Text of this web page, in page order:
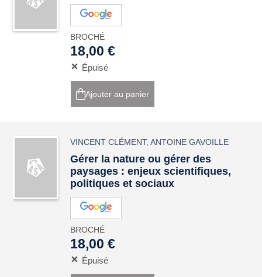
BROCHÉ
18,00 €
Épuisé
Ajouter au panier
VINCENT CLÉMENT,ANTOINE GAVOILLE
Gérer la nature ou gérer des
paysages : enjeux scientifiques,
politiques et sociaux
BROCHÉ
18,00 €
Épuisé